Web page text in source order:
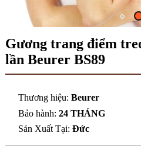
Gương trang điểm
lần Beurer BS89
Thương hiệu:Beurer
Bảo hành:24 THÁNG
Sản Xuất Tại:Đức